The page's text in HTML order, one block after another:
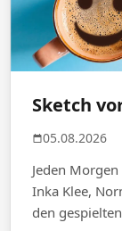
Sketch
05.08.2026
Jeden
Inka Klee,
den